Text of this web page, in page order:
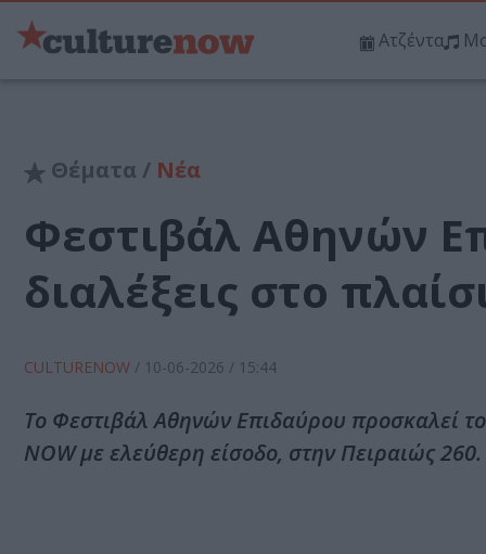
Ατζέντα
Θέματα / Νέα
Φεστιβάλ Αθηνών
διαλέξεις στο
CULTURENOW / 10-06-2026 / 15:44
Το Φεστιβάλ Αθηνών Επιδαύρου προσκαλεί το
NOW με ελεύθερη είσοδο, στην Πειραιώς 260.